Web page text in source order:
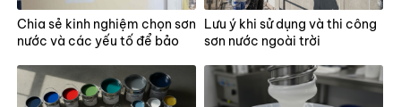
Chia sẻ kinh nghiệm chọn sơn
nước và các yếu tố để bảo
Lưu ý khi sử dụng và thi công
sơn nước ngoài trời